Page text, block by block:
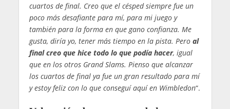
cuartos de final. Creo que el césped siempre fue un
poco más desafiante para mí, para mi juego y
también para la forma en que gano confianza. Me
gusta, diría yo, tener más tiempo en la pista. Pero al
final creo que hice todo lo que podía hacer, igual
que en los otros Grand Slams. Pienso que alcanzar
los cuartos de final ya fue un gran resultado para mí
y estoy feliz con lo que conseguí aquí en Wimbledon“.